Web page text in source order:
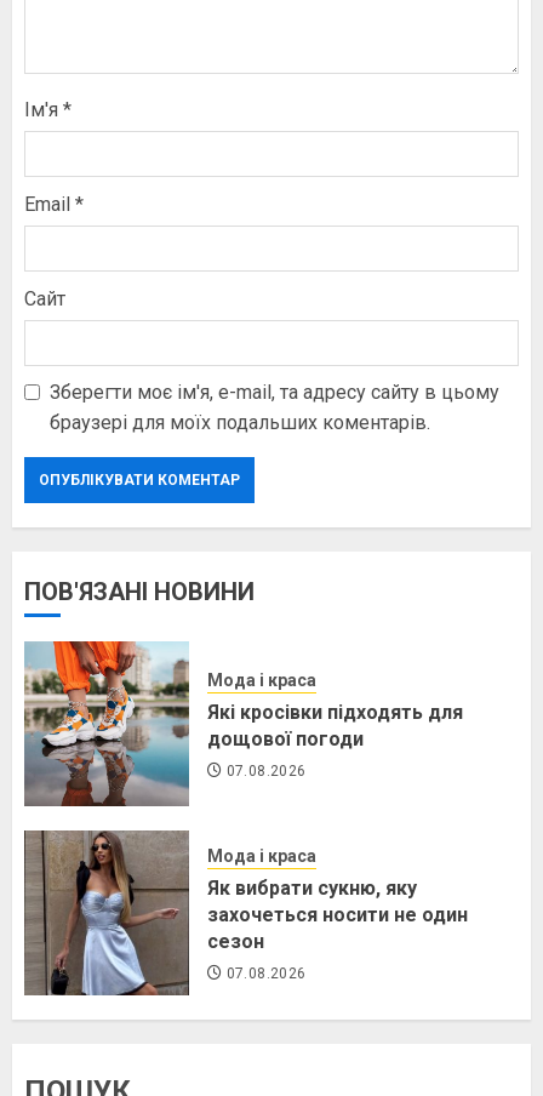
Ім'я *
Email *
Сайт
Зберегти моє ім'я, e-mail, та адресу сайту в цьому
браузері для моїх подальших коментарів.
ПОВ'ЯЗАНІ НОВИНИ
Мода і краса
Які кросівки підходять для
дощової погоди
07.08.2026
Мода і краса
Як вибрати сукню, яку
захочеться носити не один
сезон
07.08.2026